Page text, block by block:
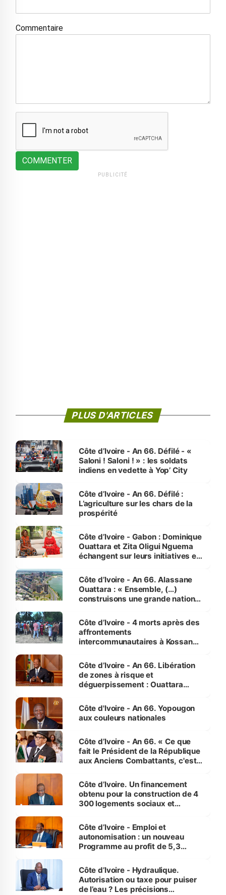
Commentaire
COMMENTER
PUBLICITÉ
PLUS D'ARTICLES
Côte d’Ivoire - An 66. Défilé - «
Saloni ! Saloni ! » : les soldats
indiens en vedette à Yop’ City
Côte d’Ivoire - An 66. Défilé :
L’agriculture sur les chars de la
prospérité
Côte d’Ivoire - Gabon : Dominique
Ouattara et Zita Oligui Nguema
échangent sur leurs initiatives en
enfants
Côte d’Ivoire - An 66. Alassane
Ouattara : « Ensemble, (…)
construisons une grande nation
générations futures »
Côte d’Ivoire - 4 morts après des
affrontements
intercommunautaires à Kossandji
milieu des sinistrés
Côte d’Ivoire - An 66. Libération
de zones à risque et
déguerpissement : Ouattara
l'Etat de droit pour préserver les
vies humaines »
Côte d'Ivoire - An 66. Yopougon
aux couleurs nationales
Côte d’Ivoire - An 66. « Ce que
fait le Président de la République
aux Anciens Combattants, c'est
Côte d’Ivoire. Un financement
obtenu pour la construction de 4
300 logements sociaux et
et Yamoussoukro
Côte d’Ivoire - Emploi et
autonomisation : un nouveau
Programme au profit de 5,3
Côte d’Ivoire - Hydraulique.
Autorisation ou taxe pour puiser
de l’eau ? Les précisions